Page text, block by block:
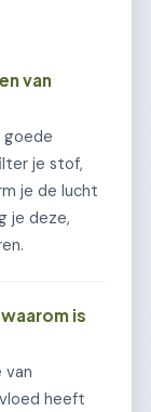
van
goede
je stof,
je de lucht
je deze,
is
heeft